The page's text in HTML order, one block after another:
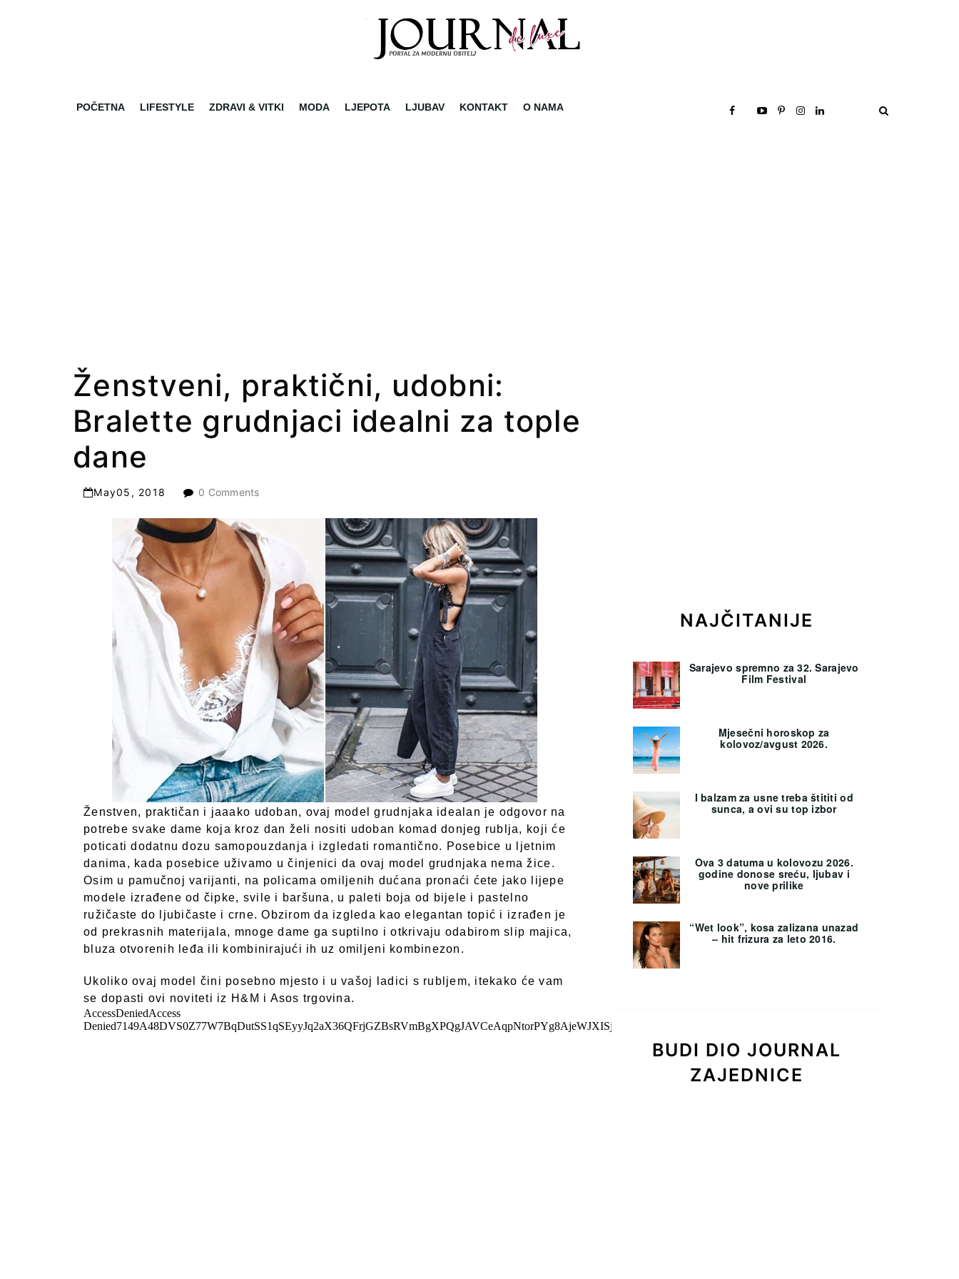
POČETNA LIFESTYLE ZDRAVI & VITKI MODA LJEPOTA LJUBAV KONTAKT O NAMA
Ženstveni, praktični, udobni:
Bralette grudnjaci idealni za tople
dane
May05 , 2018 0 Comments
Ženstven, praktičan i jaaako udoban, ovaj model grudnjaka idealan je odgovor na
potrebe svake dame koja kroz dan želi nositi udoban komad donjeg rublja, koji će
poticati dodatnu dozu samopouzdanja i izgledati romantično. Posebice u ljetnim
danima, kada posebice uživamo u činjenici da ovaj model grudnjaka nema žice.
Osim u pamučnoj varijanti, na policama omiljenih dućana pronaći ćete jako lijepe
modele izrađene od čipke, svile i baršuna, u paleti boja od bijele i pastelno
ružičaste do ljubičaste i crne. Obzirom da izgleda kao elegantan topić i izrađen je
od prekrasnih materijala, mnoge dame ga suptilno i otkrivaju odabirom slip majica,
bluza otvorenih leđa ili kombinirajući ih uz omiljeni kombinezon.
Ukoliko ovaj model čini posebno mjesto i u vašoj ladici s rubljem, itekako će vam
se dopasti ovi noviteti iz H&M i Asos trgovina.
NAJČITANIJE
Sarajevo spremno za 32. Sarajevo
Film Festival
Mjesečni horoskop za
kolovoz/avgust 2026.
I balzam za usne treba štititi od
sunca, a ovi su top izbor
Ova 3 datuma u kolovozu 2026.
godine donose sreću, ljubav i
nove prilike
“Wet look”, kosa zalizana unazad
– hit frizura za leto 2016.
BUDI DIO JOURNAL
ZAJEDNICE